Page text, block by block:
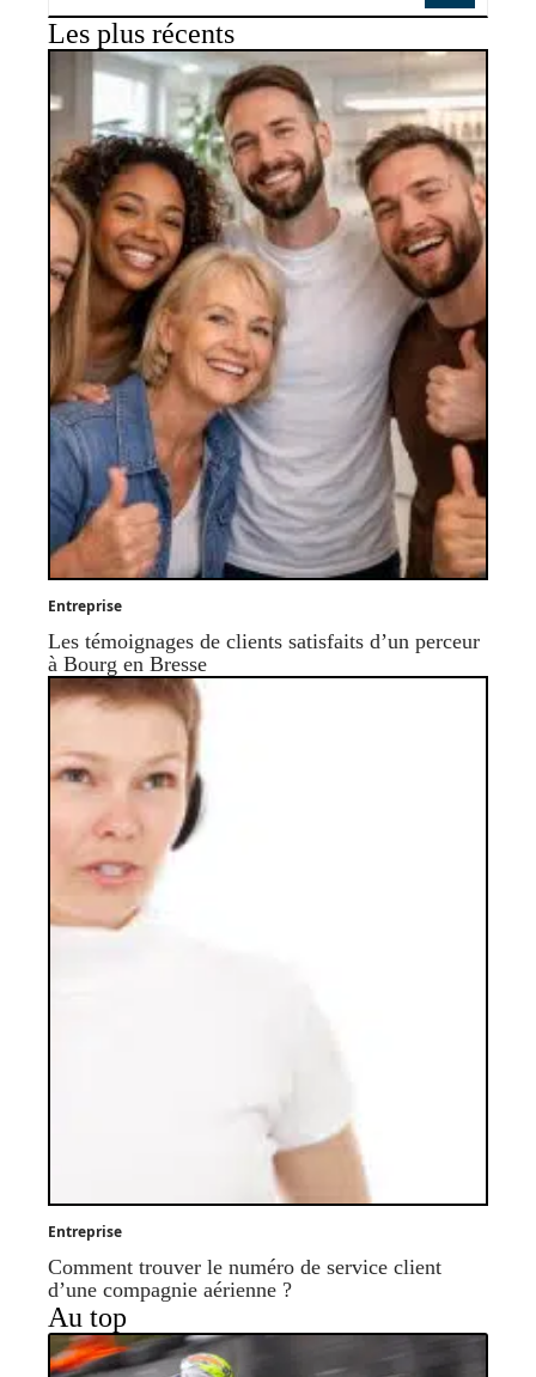
Les plus récents
Entreprise
Les témoignages de clients satisfaits d’un perceur
à Bourg en Bresse
Entreprise
Comment trouver le numéro de service client
d’une compagnie aérienne ?
Au top